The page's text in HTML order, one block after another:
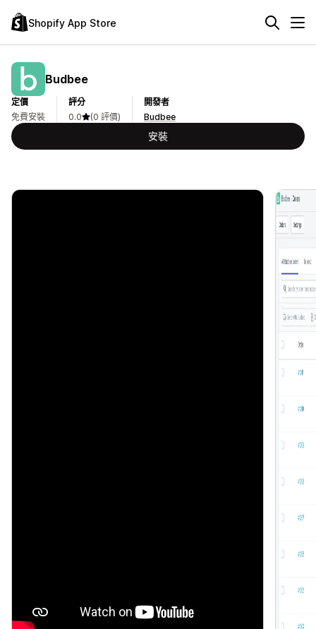
Shopify App Store
Budbee
定價
免費安裝
評分
0.0
(0 評價)
開發者
Budbee
安裝